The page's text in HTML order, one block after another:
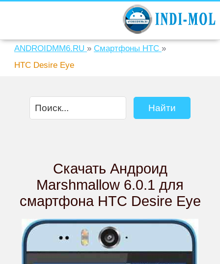
ANDROIDMM6.RU » Смартфоны HTC »
HTC Desire Eye
Скачать Андроид
Marshmallow 6.0.1 для
смартфона HTC Desire Eye